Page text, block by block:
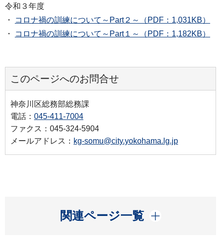
令和３年度
・
コロナ禍の訓練について～Part２～（PDF：1,031KB）
・
コロナ禍の訓練について～Part１～（PDF：1,182KB）
このページへのお問合せ
神奈川区総務部総務課
電話： 045-411-7004
ファクス：045-324-5904
メールアドレス： kg-somu@city.yokohama.lg.jp
関連ページ一覧
開く